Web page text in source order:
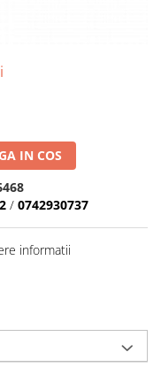
IN COS
/ 0742930737
informatii